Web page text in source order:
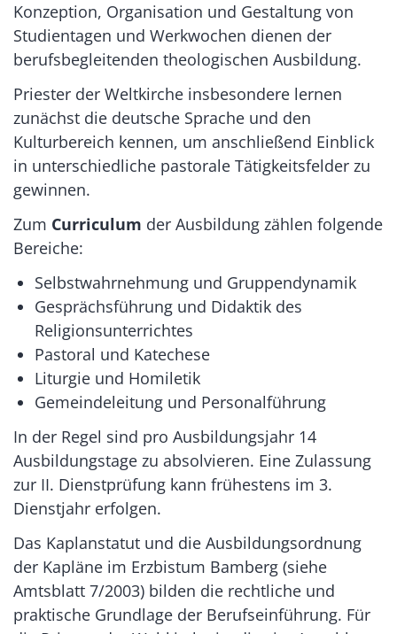
Konzeption, Organisation und Gestaltung von
Studientagen und Werkwochen dienen der
berufsbegleitenden theologischen Ausbildung.
Priester der Weltkirche insbesondere lernen
zunächst die deutsche Sprache und den
Kulturbereich kennen, um anschließend Einblick
in unterschiedliche pastorale Tätigkeitsfelder zu
gewinnen.
Zum Curriculum der Ausbildung zählen folgende
Bereiche:
Selbstwahrnehmung und Gruppendynamik
Gesprächsführung und Didaktik des
Religionsunterrichtes
Pastoral und Katechese
Liturgie und Homiletik
Gemeindeleitung und Personalführung
In der Regel sind pro Ausbildungsjahr 14
Ausbildungstage zu absolvieren. Eine Zulassung
zur II. Dienstprüfung kann frühestens im 3.
Dienstjahr erfolgen.
Das Kaplanstatut und die Ausbildungsordnung
der Kapläne im Erzbistum Bamberg (siehe
Amtsblatt 7/2003) bilden die rechtliche und
praktische Grundlage der Berufseinführung. Für